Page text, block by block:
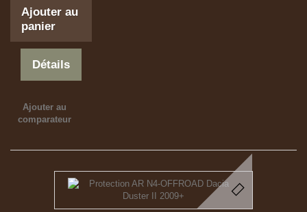
Ajouter au
panier
Détails
Ajouter au
comparateur